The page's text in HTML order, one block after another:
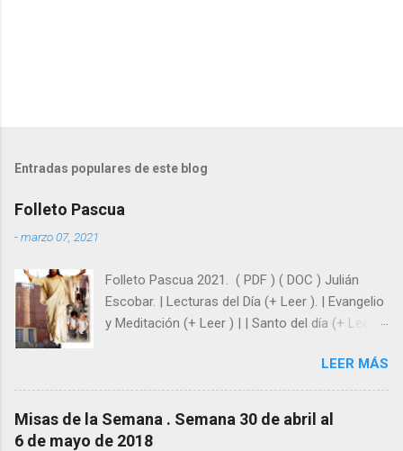
Entradas populares de este blog
Folleto Pascua
-marzo 07, 2021
Folleto Pascua 2021. ( PDF ) ( DOC ) Julián
Escobar. | Lecturas del Día (+ Leer ). | Evangelio
y Meditación (+ Leer ) | | Santo del día (+ Leer )
LEER MÁS
Misas de la Semana . Semana 30 de abril al
6 de mayo de 2018